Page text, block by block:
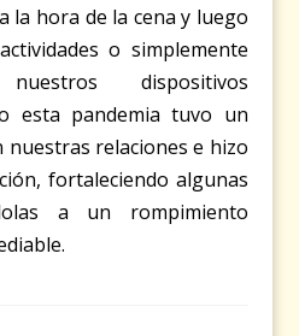
la hora de la cena y luego
o simplemente
dispositivos
esta pandemia tuvo un
relaciones e hizo
fortaleciendo algunas
a un rompimiento